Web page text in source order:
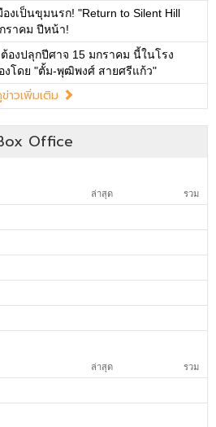
งเป็นขุมนรก! "Return to Silent Hill
ราคม ปีหน้า!
องปลุกปีศาจ 15 มกราคม นี้ในโรง
โดย "ตั้ม-พุฒิพงศ์ สายศรีแก้ว"
าวเพิ่มเติม
Office
ล่าสุด รวม
ล่าสุด รวม